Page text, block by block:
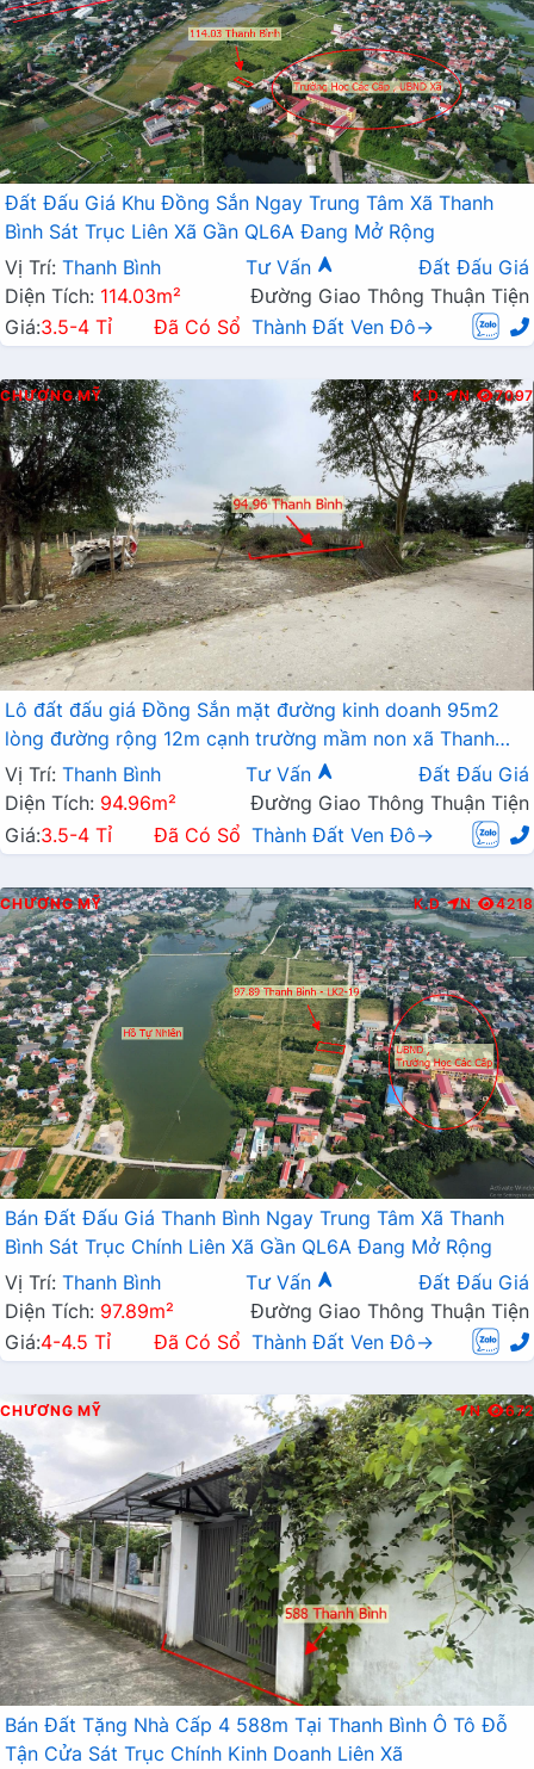
Đất Đấu Giá Khu Đồng Sắn Ngay Trung Tâm Xã Thanh
Bình Sát Trục Liên Xã Gần QL6A Đang Mở Rộng
Vị Trí: Thanh Bình Tư Vấn
Đất Đấu Giá
Diện Tích: 114.03m²
Đường Giao Thông Thuận Tiện
Giá:3.5-4 Tỉ Đã Có Sổ Thành Đất Ven Đô→
CHƯƠNG MỸ K.D N 7097
Lô đất đấu giá Đồng Sắn mặt đường kinh doanh 95m2
lòng đường rộng 12m cạnh trường mầm non xã Thanh
Bình
Vị Trí: Thanh Bình Tư Vấn
Đất Đấu Giá
Diện Tích: 94.96m²
Đường Giao Thông Thuận Tiện
Giá:3.5-4 Tỉ Đã Có Sổ Thành Đất Ven Đô→
CHƯƠNG MỸ K.D N 4218
Bán Đất Đấu Giá Thanh Bình Ngay Trung Tâm Xã Thanh
Bình Sát Trục Chính Liên Xã Gần QL6A Đang Mở Rộng
Vị Trí: Thanh Bình Tư Vấn
Đất Đấu Giá
Diện Tích: 97.89m²
Đường Giao Thông Thuận Tiện
Giá:4-4.5 Tỉ Đã Có Sổ Thành Đất Ven Đô→
CHƯƠNG MỸ N 672
Bán Đất Tặng Nhà Cấp 4 588m Tại Thanh Bình Ô Tô Đỗ
Tận Cửa Sát Trục Chính Kinh Doanh Liên Xã